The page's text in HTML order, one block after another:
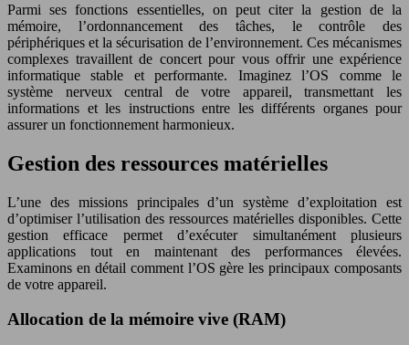
Parmi ses fonctions essentielles, on peut citer la gestion de la
mémoire, l’ordonnancement des tâches, le contrôle des
périphériques et la sécurisation de l’environnement. Ces mécanismes
complexes travaillent de concert pour vous offrir une expérience
informatique stable et performante. Imaginez l’OS comme le
système nerveux central de votre appareil, transmettant les
informations et les instructions entre les différents organes pour
assurer un fonctionnement harmonieux.
Gestion des ressources matérielles
L’une des missions principales d’un système d’exploitation est
d’optimiser l’utilisation des ressources matérielles disponibles. Cette
gestion efficace permet d’exécuter simultanément plusieurs
applications tout en maintenant des performances élevées.
Examinons en détail comment l’OS gère les principaux composants
de votre appareil.
Allocation de la mémoire vive (RAM)